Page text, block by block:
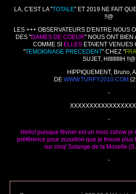
LA, C'EST LA "TOTALE" ET 2019 NE FAIT
!!@
LES +++ OBSERVATEURS D'ENTRE NOUS
DES "DAMES DE COEUR" NOUS ONT BIEN
COMME SI ELLESETAIENT VENUES
"TEMOIGNAGE PRECEDENT" CHEZ "
SUJET, HIIIIIIIIIH !!@
HIPPIQUEMENT, Bruno,
DE WWW.TURFY2010.COM
-
-
Hello! puisque février est un mois zshow je
préférence pour zcouillon que je trouve plus
sur cinq! Solange de la Moselle
-